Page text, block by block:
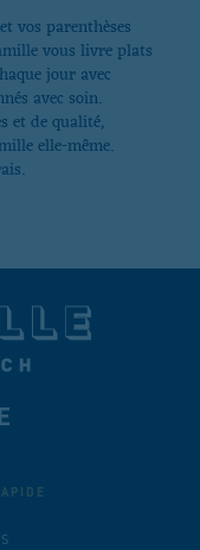
vos parenthèses
vous livre plats
jour avec
avec soin.
et de qualité,
elle-même.